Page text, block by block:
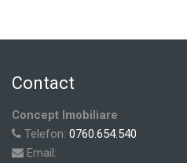
Contact
Concept Imobiliare
Telefon: 0760.654.540
Email: